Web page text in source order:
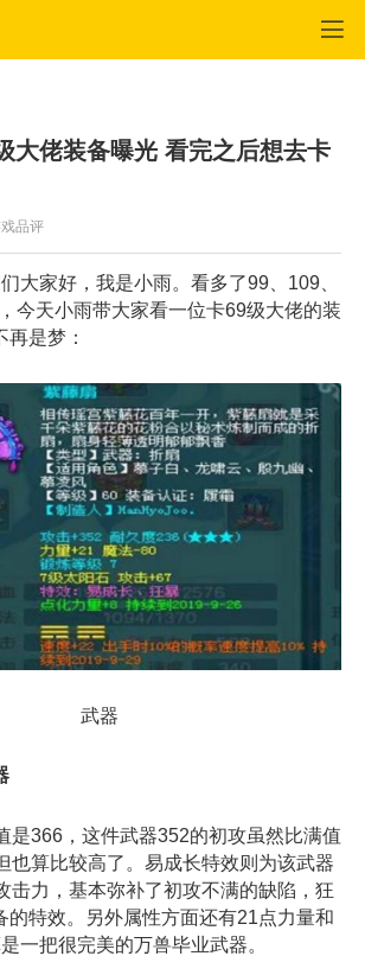
大佬装备曝光 看完之后想去卡
品评
大家好，我是小雨。看多了99、109、
今天小雨带大家看一位卡69级大佬的装
是梦：
武器
是366，这件武器352的初攻虽然比满值
也算比较高了。易成长特效则为该武器
击力，基本弥补了初攻不满的缺陷，狂
的特效。另外属性方面还有21点力量和
一把很完美的万兽毕业武器。